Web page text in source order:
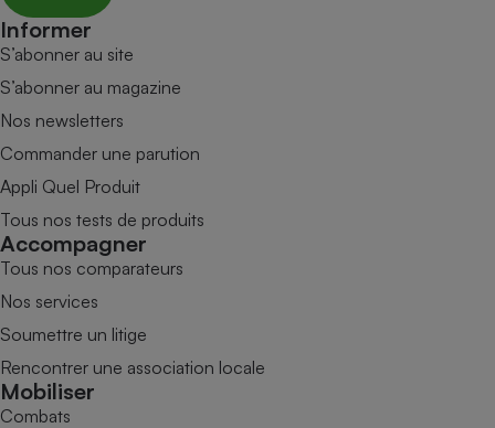
Informer
S’abonner au site
S’abonner au magazine
Nos newsletters
Commander une parution
Appli Quel Produit
Tous nos tests de produits
Accompagner
Tous nos comparateurs
Nos services
Soumettre un litige
Rencontrer une association locale
Mobiliser
Combats